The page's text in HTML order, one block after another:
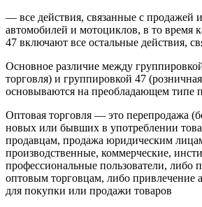
— все действия, связанные с продажей
автомобилей и мотоциклов, в то время
47 включают все остальные действия,
Основное различие между
торговля) и группировкой 47
основываются на преобладающем типе
Оптовая торговля — это перепродажа
новых или бывших в употреблении
продавцам, продажа юридическим
производственные, коммерческие,
профессиональные пользователи, либо
оптовым торговцам, либо привлечение
для покупки или продажи товаров